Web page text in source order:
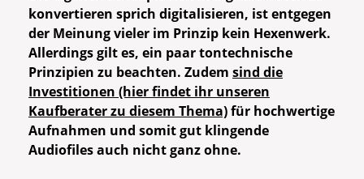
konvertieren sprich digitalisieren, ist entgegen
der Meinung vieler im Prinzip kein Hexenwerk.
Allerdings gilt es, ein paar tontechnische
Prinzipien zu beachten. Zudem sind die
Investitionen (hier findet ihr unseren
Kaufberater zu diesem Thema)für hochwertige
Aufnahmen und somit gut klingende
Audiofiles auch nicht ganz ohne.